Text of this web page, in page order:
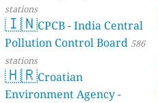
stations
🇮🇳CPCB - India Central
Pollution Control Board 586
stations
🇭🇷Croatian
Environment Agency -